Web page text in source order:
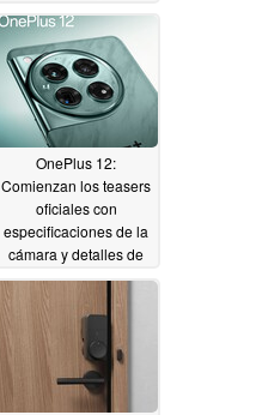
11/28/2023
OnePlus 12:
Comienzan los teasers
oficiales con
especificaciones de la
cámara y detalles de
diseño antes del
lanzamiento en
diciembre11/28/2023